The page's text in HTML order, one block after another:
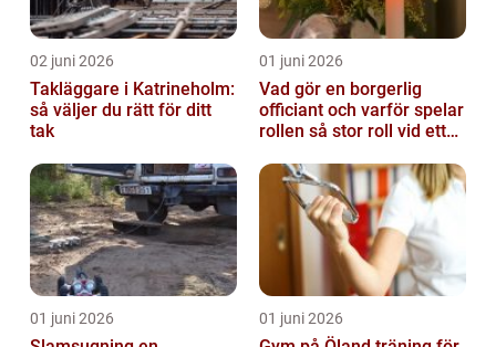
02 juni 2026
Takläggare i Katrineholm:
så väljer du rätt för ditt
tak
01 juni 2026
Vad gör en borgerlig
officiant och varför spelar
rollen så stor roll vid ett
01 juni 2026 01 juni 2026